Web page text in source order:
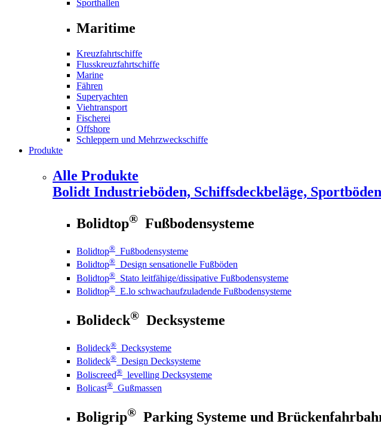
Sporthallen
Maritime
Kreuzfahrtschiffe
Flusskreuzfahrtschiffe
Marine
Fähren
Superyachten
Viehtransport
Fischerei
Offshore
Schleppern und Mehrzweckschiffe
Produkte
Alle Produkte
Bolidt Industrieböden, Schiffsdeckbeläge,
Bolidtop® Fußbodensysteme
Bolidtop® Fußbodensysteme
Bolidtop® Design sensationelle Fußböden
Bolidtop® Stato leitfähige/dissipative Fußbodensysteme
Bolidtop® E.lo schwachaufzuladende Fußbodensysteme
Bolideck® Decksysteme
Bolideck® Decksysteme
Bolideck® Design Decksysteme
Boliscreed® levelling Decksysteme
Bolicast® Gußmassen
Boligrip® Parking Systeme und